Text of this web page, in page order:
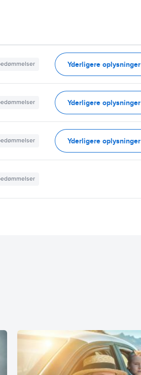
Yderligere oplysninger
Yderligere oplysninger
Yderligere oplysninger